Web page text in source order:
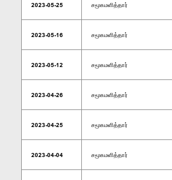
2023-05-25 சமூகமளித்தார்
2023-05-16 சமூகமளித்தார்
2023-05-12 சமூகமளித்தார்
2023-04-26 சமூகமளித்தார்
2023-04-25 சமூகமளித்தார்
2023-04-04 சமூகமளித்தார்